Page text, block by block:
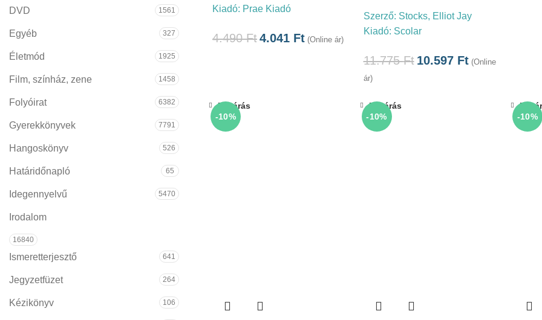
DVD 1561
Egyéb 327
Életmód 1925
Film, színház, zene 1458
Folyóirat 6382
Gyerekkönyvek 7791
Hangoskönyv 526
Határidőnapló 65
Idegennyelvű 5470
Irodalom
16840
Ismeretterjesztő 641
Jegyzetfüzet 264
Kézikönyv 106
Kiadó: Prae Kiadó
4.490Ft4.041 Ft (Online ár)
Szerző: Stocks, Elliot Jay
Kiadó: Scolar
11.775Ft 10.597 Ft (Online
ár)
-10%
Bezárás
-10%
Bezárás
-10%